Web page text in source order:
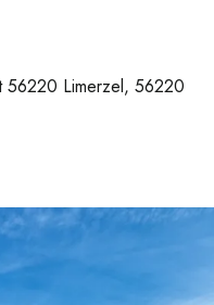
56220 Limerzel, 56220